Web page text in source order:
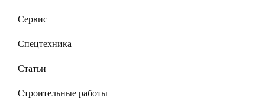
Сервис
Спецтехника
Статьи
Строительные работы